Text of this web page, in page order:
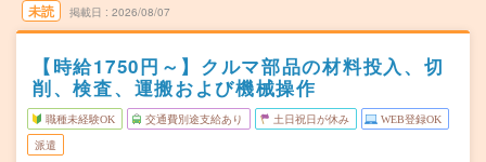
未読 掲載日 2026/08/07
【時給1750円～】クルマ部品の材料投入、切
削、検査、運搬および機械操作
職種未経験OK 交通費別途支給あり 土日祝日が休み WEB登録OK
派遣